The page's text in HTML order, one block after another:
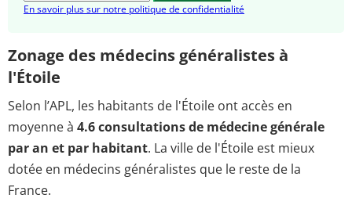
En savoir plus sur notre politique de confidentialité
Zonage des médecins généralistes à
l'Étoile
Selon l’APL, les habitants de l'Étoile ont accès en
moyenne à 4.6 consultations de médecine générale
par an et par habitant. La ville de l'Étoile est mieux
dotée en médecins généralistes que le reste de la
France.